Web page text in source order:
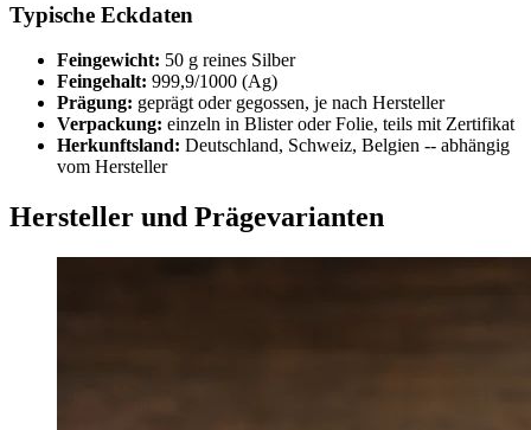
Typische Eckdaten
Feingewicht: 50 g reines Silber
Feingehalt: 999,9/1000 (Ag)
Prägung: geprägt oder gegossen, je nach Hersteller
Verpackung: einzeln in Blister oder Folie, teils mit Zertifikat
Herkunftsland: Deutschland, Schweiz, Belgien -- abhängig
vom Hersteller
Hersteller und Prägevarianten